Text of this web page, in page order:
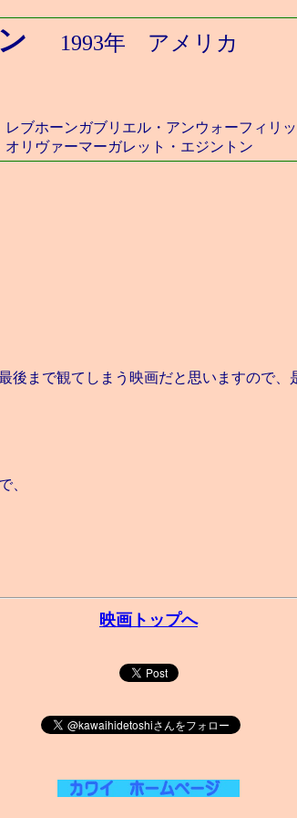
1993年 アメリカ
ブホーンガブリエル・アンウォーフィリ
リヴァーマーガレット・エジントン
まで観てしまう映画だと思いますので、
、
映画トップへ